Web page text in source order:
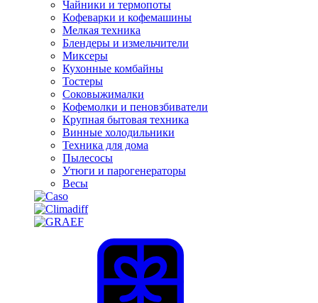
Чайники и термопоты
Кофеварки и кофемашины
Мелкая техника
Блендеры и измельчители
Миксеры
Кухонные комбайны
Тостеры
Соковыжималки
Кофемолки и пеновзбиватели
Крупная бытовая техника
Винные холодильники
Техника для дома
Пылесосы
Утюги и парогенераторы
Весы